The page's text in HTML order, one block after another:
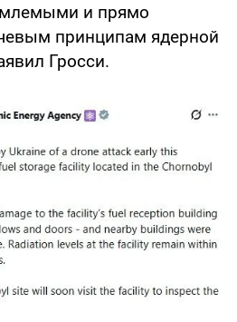
и прямо
принципам ядерной
Гросси.